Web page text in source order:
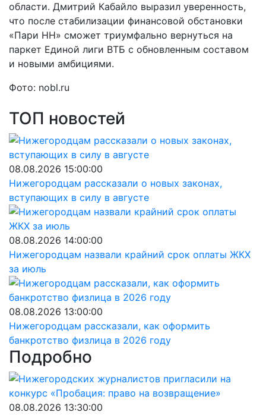
области. Дмитрий Кабайло выразил уверенность,
что после стабилизации финансовой обстановки
«Пари НН» сможет триумфально вернуться на
паркет Единой лиги ВТБ с обновленным составом
и новыми амбициями.
Фото: nobl.ru
ТОП новостей
08.08.2026 15:00:00
Нижегородцам рассказали о новых законах,
вступающих в силу в августе
08.08.2026 14:00:00
Нижегородцам назвали крайний срок оплаты ЖКХ
за июль
08.08.2026 13:00:00
Нижегородцам рассказали, как оформить
банкротство физлица в 2026 году
Подробно
08.08.2026 13:30:00